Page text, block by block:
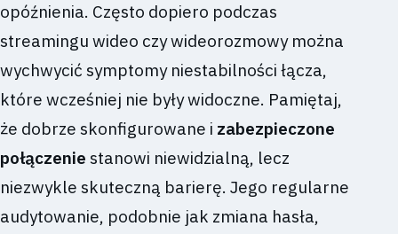
opóźnienia. Często dopiero podczas
streamingu wideo czy wideorozmowy można
wychwycić symptomy niestabilności łącza,
które wcześniej nie były widoczne. Pamiętaj,
że dobrze skonfigurowane i zabezpieczone
połączenie stanowi niewidzialną, lecz
niezwykle skuteczną barierę. Jego regularne
audytowanie, podobnie jak zmiana hasła,